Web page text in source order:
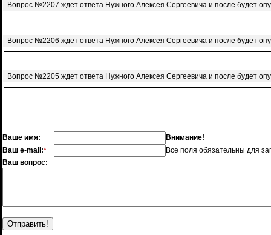
Вопрос №2207 ждет ответа Нужного Алексея Сергеевича и после будет
Вопрос №2206 ждет ответа Нужного Алексея Сергеевича и после будет
Вопрос №2205 ждет ответа Нужного Алексея Сергеевича и после будет
Ваше имя:
Внимание!
Ваш e-mail:*
Все поля обязательны для
Ваш вопрос: